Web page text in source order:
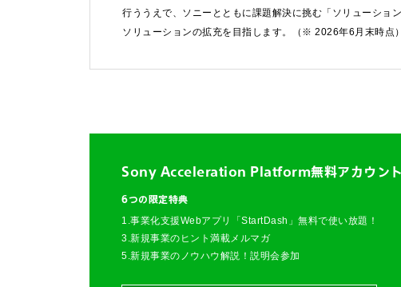
行ううえで、ソニーとともに課題解決に挑む「ソリューショ
ソリューションの拡充を目指します。（※ 2026年6月末時点）
Sony Acceleration Platform無料アカウン
6つの限定特典
1.事業化支援Webアプリ「StartDash」無料で使い放題！
3.新規事業のヒント満載メルマガ
5.新規事業のノウハウ解説！説明会参加
お問い合わせ
法人向けサービスに関するご
す）。